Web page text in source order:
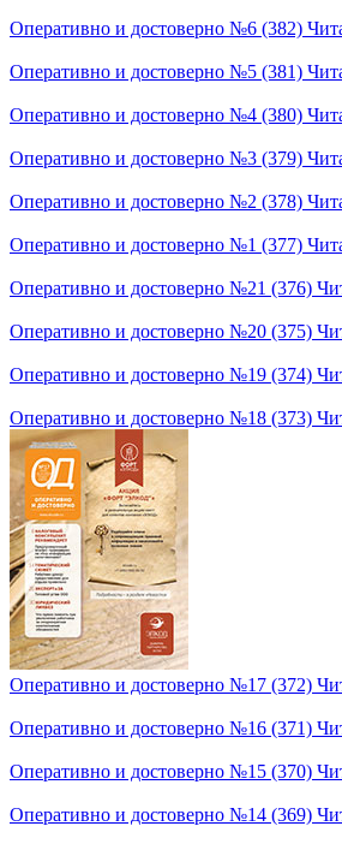
Оперативно и достоверно №6 (382)
Оперативно и достоверно №5 (381)
Оперативно и достоверно №4 (380)
Оперативно и достоверно №3 (379)
Оперативно и достоверно №2 (378)
Оперативно и достоверно №1 (377)
Оперативно и достоверно №21 (376)
Оперативно и достоверно №20 (375)
Оперативно и достоверно №19 (374)
Оперативно и достоверно №18 (373)
Оперативно и достоверно №17 (372)
Оперативно и достоверно №16 (371)
Оперативно и достоверно №15 (370)
Оперативно и достоверно №14 (369)